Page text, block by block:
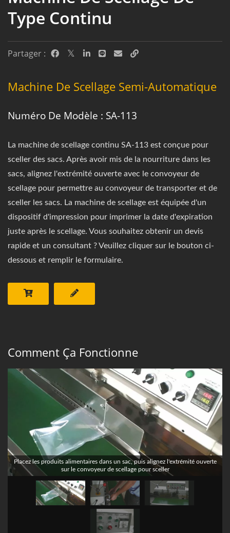
Type Continu
Partager :
Machine De Scellage Semi-Automatique
Numéro De Modèle : SA-113
La machine de scellage continu SA-113 est conçue pour
sceller des sacs. Après avoir mis de la nourriture dans les
sacs, alignez l'extrémité ouverte avec le convoyeur de
scellage pour permettre au convoyeur de transporter et de
sceller les sacs. La machine de scellage est équipée d'un
dispositif d'impression pour imprimer la date d'expiration
juste après le scellage. Vous souhaitez obtenir un devis
rapide et un consultant ? Veuillez cliquer sur le bouton ci-
dessous et remplir le formulaire.
Comment Ça Fonctionne
Placez les produits alimentaires dans un sac, puis alignez l'extrémité ouverte
sur le convoyeur de scellage pour sceller